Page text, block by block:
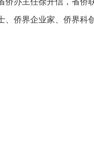
、侨界企业家、侨界